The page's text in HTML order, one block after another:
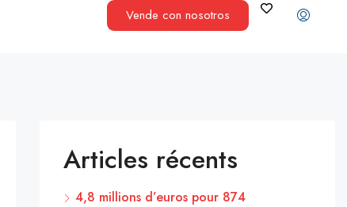
Vende con nosotros
Articles récents
4,8 millions d’euros pour 874